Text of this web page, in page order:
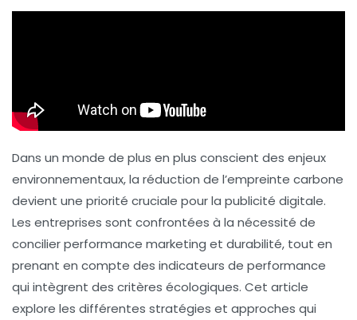
Dans un monde de plus en plus conscient des enjeux
environnementaux, la réduction de l’empreinte carbone
devient une priorité cruciale pour la publicité digitale.
Les entreprises sont confrontées à la nécessité de
concilierperformance marketing et durabilité, tout en
prenant en compte des indicateurs de performance
qui intègrent des critères écologiques. Cet article
explore les différentes stratégies et approches qui